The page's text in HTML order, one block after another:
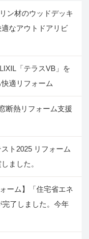
ン材のウッドデッキ
なアウトドアリビ
「テラスVB」を
適リフォーム
断熱リフォーム支援
ト2025 リフォーム
ました。
ーム】「住宅省エネ
完了しました。今年